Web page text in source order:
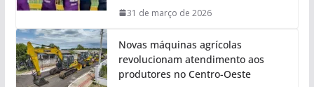
31 de março de 2026
Novas máquinas agrícolas
revolucionam atendimento aos
produtores no Centro-Oeste